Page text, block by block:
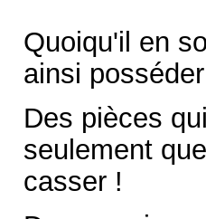
Quoiqu'il en
ainsi
Des pièces
seulement
casser !